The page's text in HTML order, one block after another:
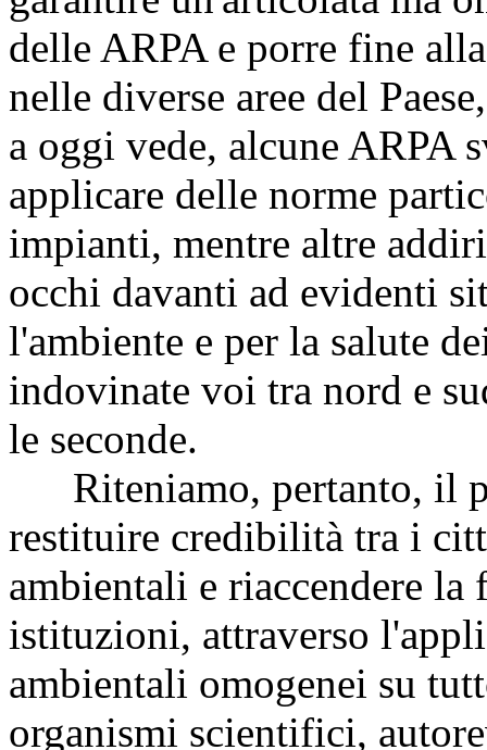
delle ARPA e porre fine
nelle diverse aree del
a oggi vede, alcune ARPA
applicare delle norme
impianti, mentre altre
occhi davanti ad evidenti
l'ambiente e per la salute
indovinate voi tra nord e
le seconde.
Riteniamo, pertanto, il
restituire credibilità tra i
ambientali e riaccendere
istituzioni, attraverso
ambientali omogenei su
organismi scientifici,